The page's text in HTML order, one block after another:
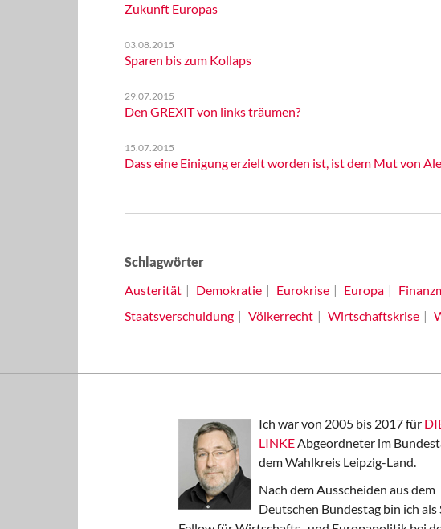
Zukunft Europas
03.08.2015
Sparen bis zum Kollaps
29.07.2015
Den GREXIT von links träumen?
15.07.2015
Dass eine Einigung erzielt worden ist, ist dem Mut von
Schlagwörter
Austerität
Demokratie Eurokrise Europa
Staatsverschuldung
Völkerrecht Wirtschaftskrise
Ich war von 2005 bis 2017 für
LINKEAbgeordneter im
dem Wahlkreis Leipzig-Land.
Nach dem Ausscheiden aus dem
Deutschen Bundestag bin ich als